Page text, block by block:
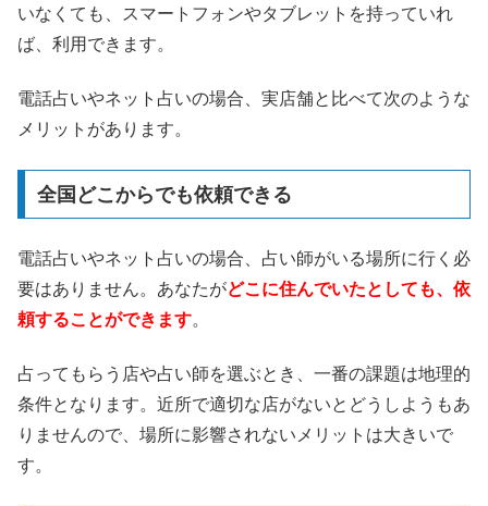
いなくても、スマートフォンやタブレットを持っていれ
ば、利用できます。
電話占いやネット占いの場合、実店舗と比べて次のような
メリットがあります。
全国どこからでも依頼できる
電話占いやネット占いの場合、占い師がいる場所に行く必
要はありません。あなたがどこに住んでいたとしても、依
頼することができます。
占ってもらう店や占い師を選ぶとき、一番の課題は地理的
条件となります。近所で適切な店がないとどうしようもあ
りませんので、場所に影響されないメリットは大きいで
す。